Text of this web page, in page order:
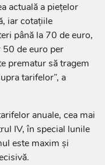
actuală a piețelor
iar cotațiile
până la 70 de euro,
de euro per
prematur să tragem
tarifelor”, a
anuale, cea mai
IV, în special lunile
este maxim și